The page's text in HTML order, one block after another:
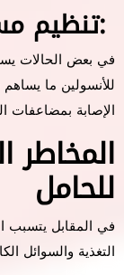
3. تنظيم مستويات السكر:
في بعض الحالات
للأنسولين ما
الإصابة بمضاعفات
المخاطر
للحامل
في المقابل يتسبب
التغذية والسوائل